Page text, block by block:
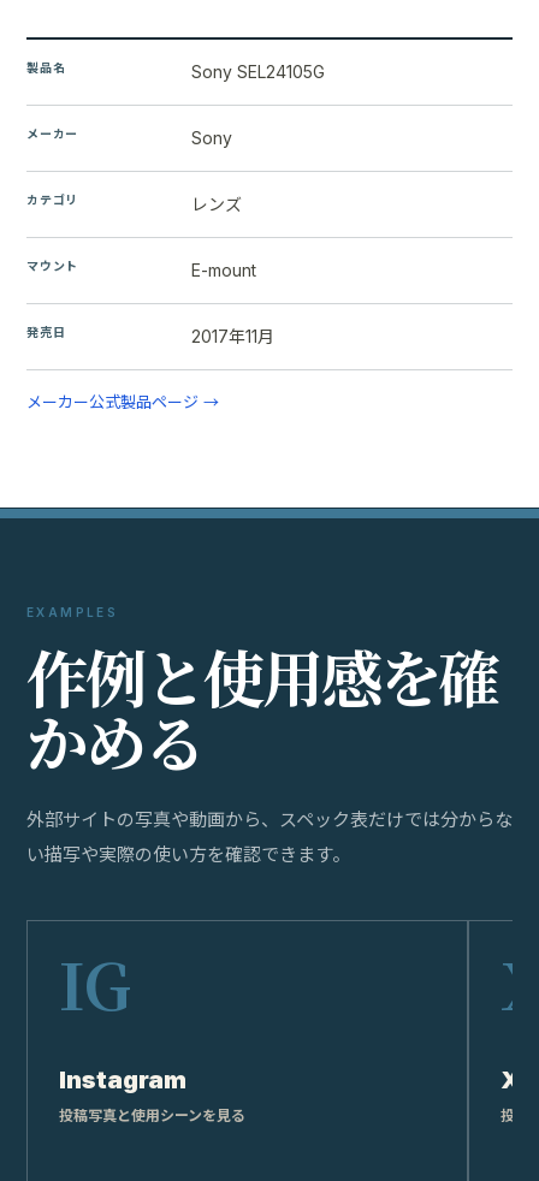
製品名 Sony SEL24105G
メーカー Sony
カテゴリ レンズ
マウント E-mount
発売日 2017年11月
メーカー公式製品ページ →
EXAMPLES
作例と使用感を確
かめる
外部サイトの写真や動画から、スペック表だけでは分からな
い描写や実際の使い方を確認できます。
Instagram
投稿写真と使用シーンを見る
X
投稿